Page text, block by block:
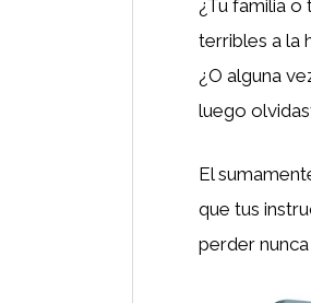
¿Tu familia
terribles a la
¿O alguna
luego
El
que tus
perder nunca